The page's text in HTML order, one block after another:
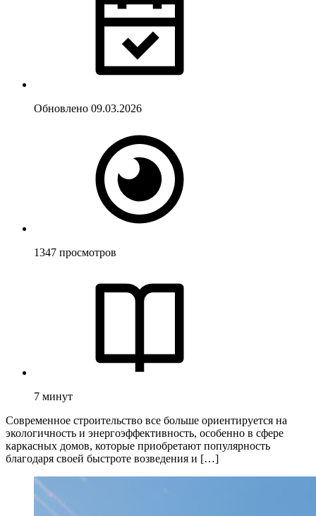
Обновлено 09.03.2026
1347 просмотров
7 минут
Современное строительство все больше ориентируется на
экологичность и энергоэффективность, особенно в сфере
каркасных домов, которые приобретают популярность
благодаря своей быстроте возведения и […]